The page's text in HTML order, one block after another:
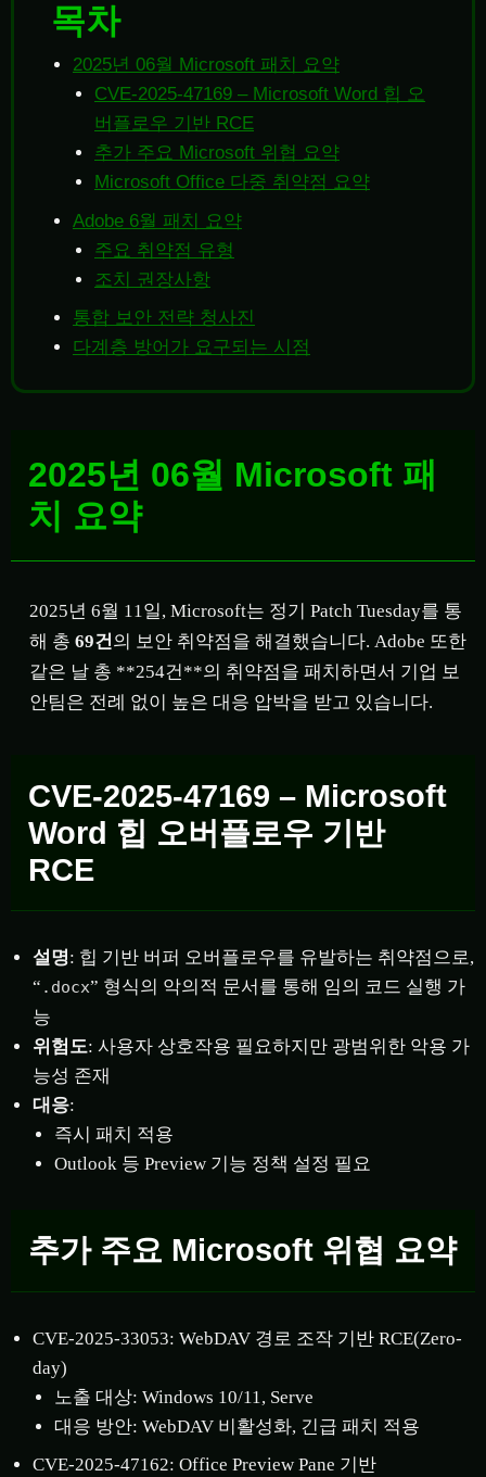
목차
2025년 06월 Microsoft 패치 요약
CVE-2025-47169 – Microsoft Word 힙 오
버플로우 기반 RCE
추가 주요 Microsoft 위협 요약
Microsoft Office 다중 취약점 요약
Adobe 6월 패치 요약
주요 취약점 유형
조치 권장사항
통합 보안 전략 청사진
다계층 방어가 요구되는 시점
2025년 06월 Microsoft 패
치 요약
2025년 6월 11일, Microsoft는 정기 Patch Tuesday를 통
해 총 69건의 보안 취약점을 해결했습니다. Adobe 또한
같은 날 총 **254건**의 취약점을 패치하면서 기업 보
안팀은 전례 없이 높은 대응 압박을 받고 있습니다.
CVE-2025-47169 – Microsoft
Word 힙 오버플로우 기반
RCE
설명: 힙 기반 버퍼 오버플로우를 유발하는 취약점으로,
“ .docx” 형식의 악의적 문서를 통해 임의 코드 실행 가
능
위험도: 사용자 상호작용 필요하지만 광범위한 악용 가
능성 존재
대응:
즉시 패치 적용
Outlook 등 Preview 기능 정책 설정 필요
추가 주요 Microsoft 위협 요약
CVE-2025-33053: WebDAV 경로 조작 기반 RCE(Zero-
day)
노출 대상: Windows 10/11, Serve
대응 방안: WebDAV 비활성화, 긴급 패치 적용
CVE-2025-47162: Office Preview Pane 기반